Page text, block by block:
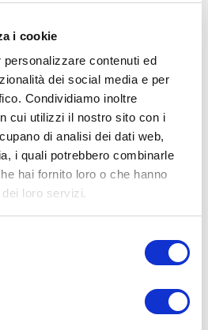
i cookie
contenuti ed
dei social media e per
Condividiamo inoltre
cui utilizzi il nostro sito con i
di analisi dei dati web,
i quali potrebbero combinarle
hai fornito loro o che hanno
loro servizi.
il Blogdi allenamento del
in questi video non intendono
medico o di altri specialisti.
di effetti o di conseguenze
e dalla loro messa in pratica.
a corpo libero, con i kettlebell, con
infortuni, si consiglia pertanto
e di eseguire esercizi e
livello di forma. Consultare il proprio
qualsiasi forma di attività